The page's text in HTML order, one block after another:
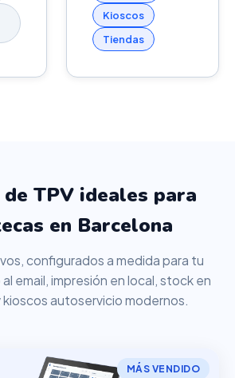
Kioscos
Tiendas
TPV ideales para
en Barcelona
configurados a medida para tu
email, impresión en local, stock en
kioscos autoservicio modernos.
MÁS VENDIDO